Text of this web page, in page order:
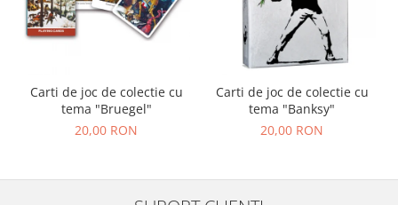
Carti de joc de colectie cu
tema "Bruegel"
20,00 RON
Carti de joc de colectie cu
tema "Banksy"
20,00 RON